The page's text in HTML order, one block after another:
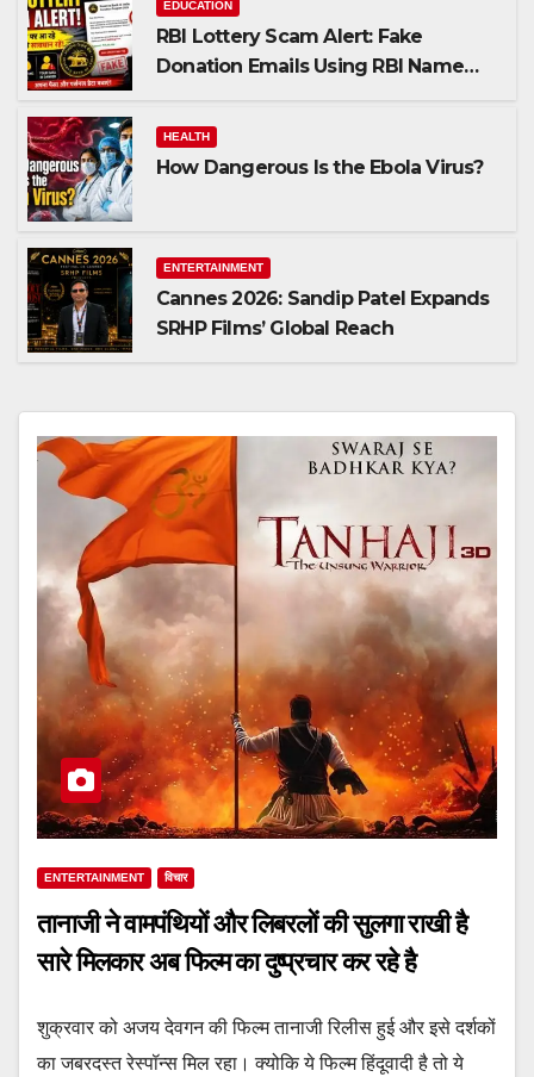
EDUCATION
RBI Lottery Scam Alert: Fake
Donation Emails Using RBI Name
HEALTH
How Dangerous Is the Ebola Virus?
ENTERTAINMENT
Cannes 2026: Sandip Patel Expands
SRHP Films’ Global Reach
ENTERTAINMENT विचार
तानाजी ने वामपंथियों और लिबरलों की सुलगा राखी है
सारे मिलकार अब फिल्म का दुष्प्रचार कर रहे है
शुक्रवार को अजय देवगन की फिल्म तानाजी रिलीस हुई और इसे दर्शकों
का जबरदस्त रेस्पॉन्स मिल रहा। क्योकि ये फिल्म हिंदूवादी है तो ये